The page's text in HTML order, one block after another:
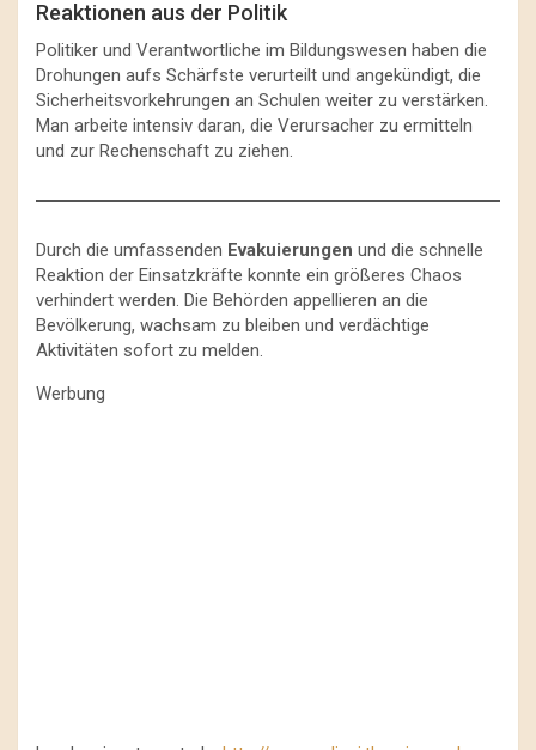
Reaktionen aus der Politik
Politiker und Verantwortliche im Bildungswesen haben die
Drohungen aufs Schärfste verurteilt und angekündigt, die
Sicherheitsvorkehrungen an Schulen weiter zu verstärken.
Man arbeite intensiv daran, die Verursacher zu ermitteln
und zur Rechenschaft zu ziehen.
Durch die umfassenden Evakuierungen und die schnelle
Reaktion der Einsatzkräfte konnte ein größeres Chaos
verhindert werden. Die Behörden appellieren an die
Bevölkerung, wachsam zu bleiben und verdächtige
Aktivitäten sofort zu melden.
Werbung